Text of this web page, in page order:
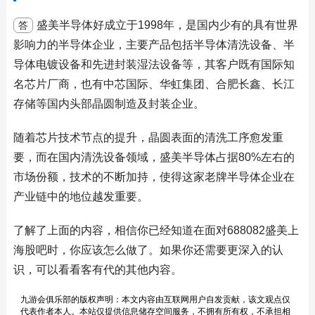
答
盛美半导体好成立于1998年，是国内少有的具有世界
影响力的半导体企业，主要产品包括半导体清洗设备、半
导体电镀设备和先进封装湿法设备等，其客户既有国际知
名芯片厂商，也有中芯国际、华虹集团、合肥长鑫、长江
存储等国内头部晶圆制造及封装企业。
随着芯片技术节点的提升，晶圆表面的清洗工序愈发重
要，而在国内清洗设备领域，盛美半导体占据80%左右的
市场份额，技术的不断加持，使得这家老牌半导体企业在
产业链中的地位越发重要。
了解了上面的内容，相信你已经知道在面对688082盛美上
海股吧时，你应该怎么做了。如果你还需要更深入的认
识，可以看看客有代的其他内容。
九游会俱乐部的版权声明：本文内容由互联网用户自发贡献，该文观点仅
代表作者本人。本站仅提供信息储存空间服务，不拥有所有权，不承担相